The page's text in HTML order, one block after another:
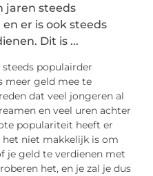
jaren steeds
er is ook steeds
Dit is ...
populairder
meer geld mee te
dat veel jongeren al
en veel uren achter
populariteit heeft er
niet makkelijk is om
je geld te verdienen met
het, en je zal je dus